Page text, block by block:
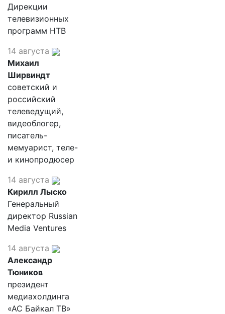
Дирекции
телевизионных
программ НТВ
14 августа
Михаил
Ширвиндт
советский и
российский
телеведущий,
видеоблогер,
писатель-
мемуарист, теле-
и кинопродюсер
14 августа
Кирилл Лыско
Генеральный
директор Russian
Media Ventures
14 августа
Александр
Тюников
президент
медиахолдинга
«АС Байкал ТВ»